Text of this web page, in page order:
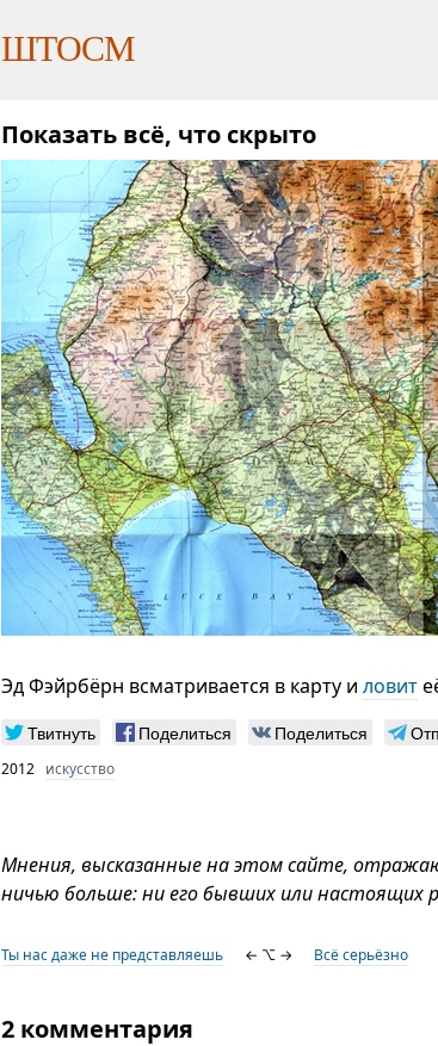
ШТОСМ
Показать всё, что скрыто
Эд Фэйрбёрн всматривается в карту и ловит
Твитнуть Поделиться Поделиться
2012 искусство
Мнения, высказанные на этом сайте,
ничью больше: ни его бывших или настоящих
Ты нас даже не представляешь ← ⌥ → Всё серьёзно
2 комментария